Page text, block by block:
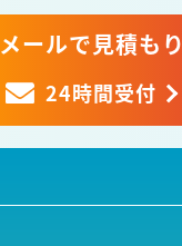
メールで見積もり
24時間受付